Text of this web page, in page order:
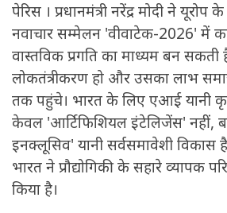
पेरिस । प्रधानमंत्री नरेंद्र मोदी ने यूरोप
नवाचार सम्मेलन 'वीवाटेक-2026' में
वास्तविक प्रगति का माध्यम बन
लोकतंत्रीकरण हो और उसका लाभ
तक पहुंचे। भारत के लिए एआई यानी
केवल 'आर्टिफिशियल इंटेलिजेंस' नहीं,
इनक्लूसिव' यानी सर्वसमावेशी
भारत ने प्रौद्योगिकी के सहारे व्यापक
किया है।